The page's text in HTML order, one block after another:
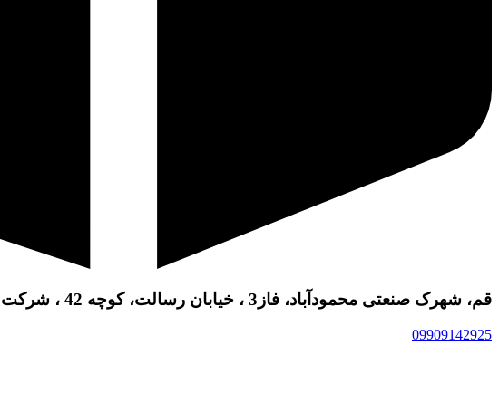
قم، شهرک صنعتی محمودآباد، فاز3 ، خیابان رسالت، کوچه 42 ، شرکت کمفیکس
09909142925